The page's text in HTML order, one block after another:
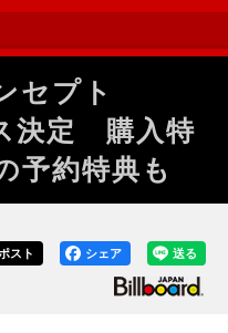
セプト
決定 購入特
予約特典も
送る
シェア
ポスト